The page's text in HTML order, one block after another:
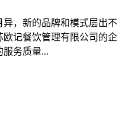
，新的品牌和模式层出不
记餐饮管理有限公司的企
服务质量...